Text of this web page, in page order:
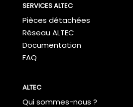
SERVICES ALTEC
Pièces détachées
Réseau ALTEC
Documentation
FAQ
ALTEC
Qui sommes-nous ?